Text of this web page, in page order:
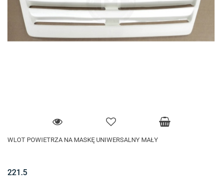
WLOT POWIETRZA NA MASKĘ UNIWERSALNY MAŁY
221.5